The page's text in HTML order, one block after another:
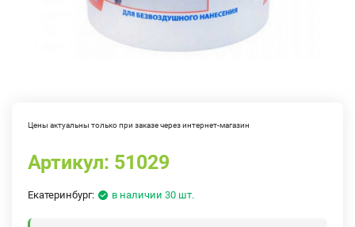
Цены актуальны только при заказе через интернет-магазин
Артикул: 51029
Екатеринбург: в наличии 30 шт.